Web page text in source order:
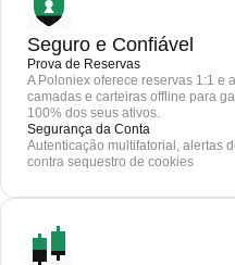
Seguro e Confiável
Prova de Reservas
A Poloniex oferece reservas 1:1 e
camadas e carteiras offline para
100% dos seus ativos.
Segurança da Conta
Autenticação multifatorial, alertas
contra sequestro de cookies